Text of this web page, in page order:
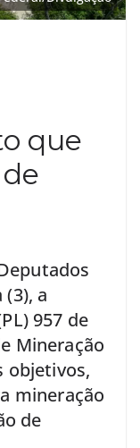
que
a
957 de
Mineração
objetivos,
mineração
de